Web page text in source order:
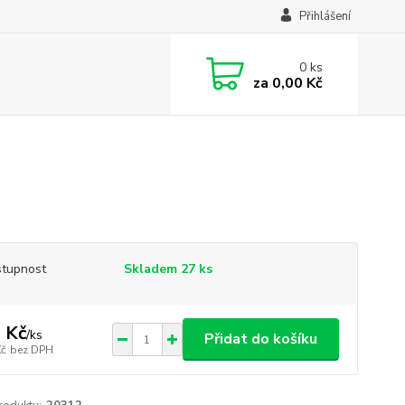
Přihlášení
0ks
za 0,00 Kč
Skladem 27 ks
Kč/ks
bez DPH
Přidat do košíku